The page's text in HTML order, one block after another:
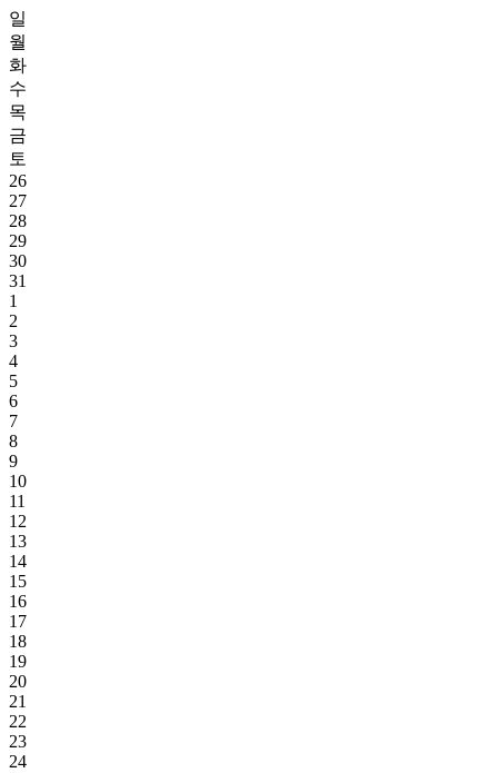
일
월
화
수
목
금
토
26
27
28
29
30
31
1
2
3
4
5
6
7
8
9
10
11
12
13
14
15
16
17
18
19
20
21
22
23
24